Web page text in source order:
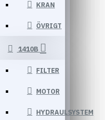
KRAN
ÖVRIGT
1410B
FILTER
MOTOR
HYDRAULSYSTEM